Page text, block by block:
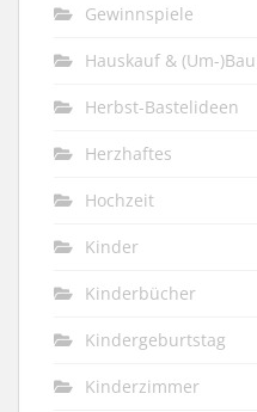
Gewinnspiele
Hauskauf & (Um-)Bau
Herbst-Bastelideen
Herzhaftes
Hochzeit
Kinder
Kinderbücher
Kindergeburtstag
Kinderzimmer